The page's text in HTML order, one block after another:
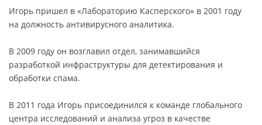
Игорь пришел в «Лабораторию Касперского» в 2001 году
на должность антивирусного аналитика.
В 2009 году он возглавил отдел, занимавшийся
разработкой инфраструктуры для детектирования и
обработки спама.
В 2011 года Игорь присоединился к команде глобального
центра исследований и анализа угроз в качестве